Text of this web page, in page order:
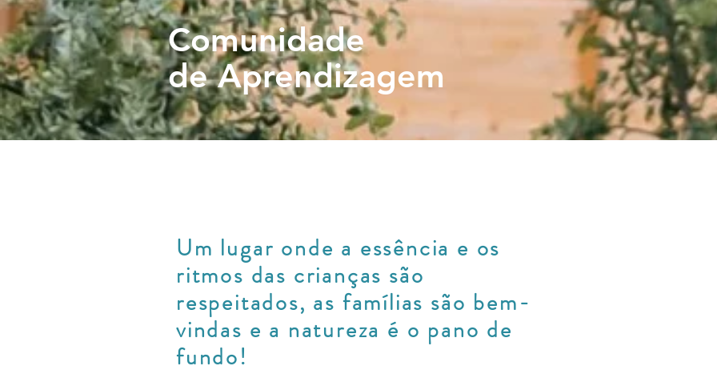
Comunidade
de Aprendizagem
Um lugar onde a essência e os
ritmos das crianças são
respeitados, as famílias são bem-
vindas e a natureza é o pano de
fundo!